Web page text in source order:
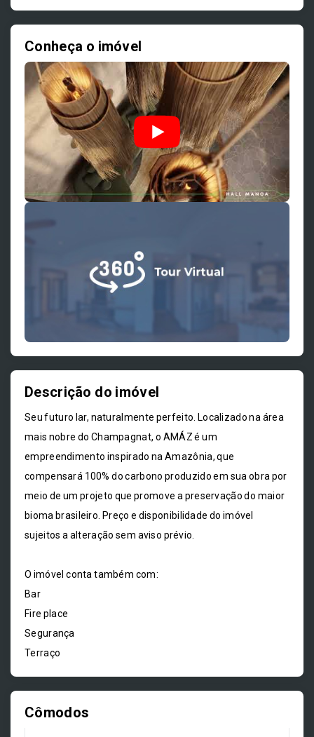
Conheça o imóvel
Descrição do imóvel
Seu futuro lar, naturalmente perfeito. Localizado na área
mais nobre do Champagnat, o AMÁZ é um
empreendimento inspirado na Amazônia, que
compensará 100% do carbono produzido em sua obra por
meio de um projeto que promove a preservação do maior
bioma brasileiro. Preço e disponibilidade do imóvel
sujeitos a alteração sem aviso prévio.
O imóvel conta também com:
Bar
Fire place
Segurança
Terraço
Cômodos